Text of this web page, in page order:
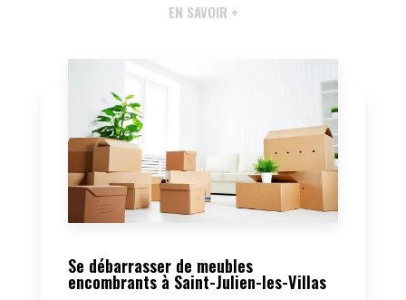
EN SAVOIR +
Se débarrasser de meubles
encombrants à Saint-Julien-les-Villas